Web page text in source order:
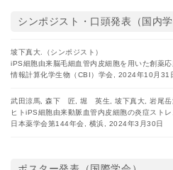
シンポジスト・口頭発表（国内学
坡下真大.（シンポジスト）
iPS細胞由来脳毛細血管内皮細胞を用いた創薬応
情報計算化学生物（CBI）学会, 2024年10月31
武田涼馬, 森下 匠, 堀 英生, 坡下真大, 岩尾岳
ヒトiPS細胞由来動脈血管内皮細胞の炎症ストレ
日本薬学会第144年会, 横浜, 2024年3月30日